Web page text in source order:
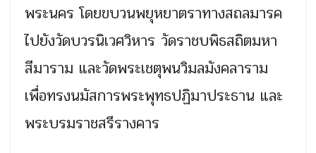
พระนคร โดยขบวนพยุหยาตราทางสถลมารค
ไปยังวัดบวรนิเวศวิหาร วัดราชบพิธสถิตมหา
สีมาราม และวัดพระเชตุพนวิมลมังคลาราม
เพื่อทรงนมัสการพระพุทธปฏิมาประธาน และ
พระบรมราชสรีรางคาร